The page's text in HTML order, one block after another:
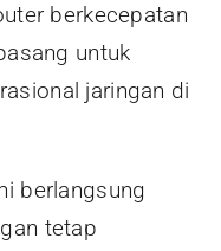
berkecepatan
untuk
jaringan di
berlangsung
tetap